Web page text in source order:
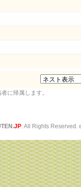
に帰属します。
JP. All Rights Reserved.